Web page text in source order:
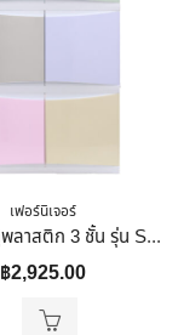
เฟอร์นิเจอร์
DECOS ตู้พลาสติก 3 ชั้น รุ่น S6 คละสี
฿2,925.00